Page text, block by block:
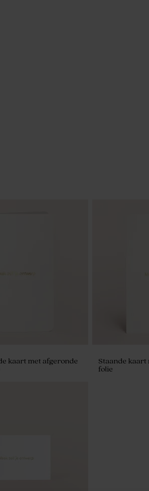
kaart met afgeronde
Staande kaart
folie